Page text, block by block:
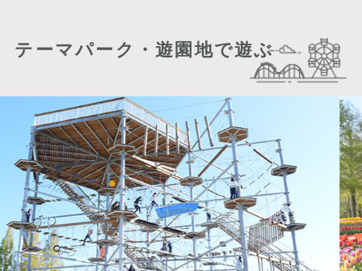
テーマパーク・遊園地で遊ぶ